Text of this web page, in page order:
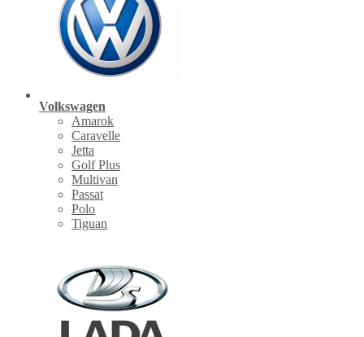
Volkswagen
Amarok
Caravelle
Jetta
Golf Plus
Multivan
Passat
Polo
Tiguan